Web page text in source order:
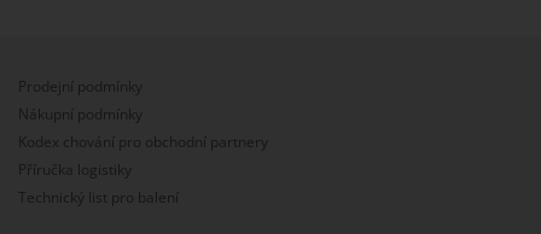
Prodejní podmínky
Nákupní podmínky
Kodex chování pro obchodní partnery
Příručka logistiky
Technický list pro balení